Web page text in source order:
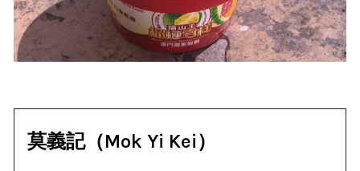
莫義記（Mok Yi Kei）